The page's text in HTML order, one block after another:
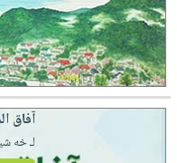
آفاق
لـ خه